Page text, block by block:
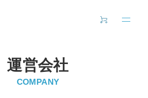
運営会社
COMPANY